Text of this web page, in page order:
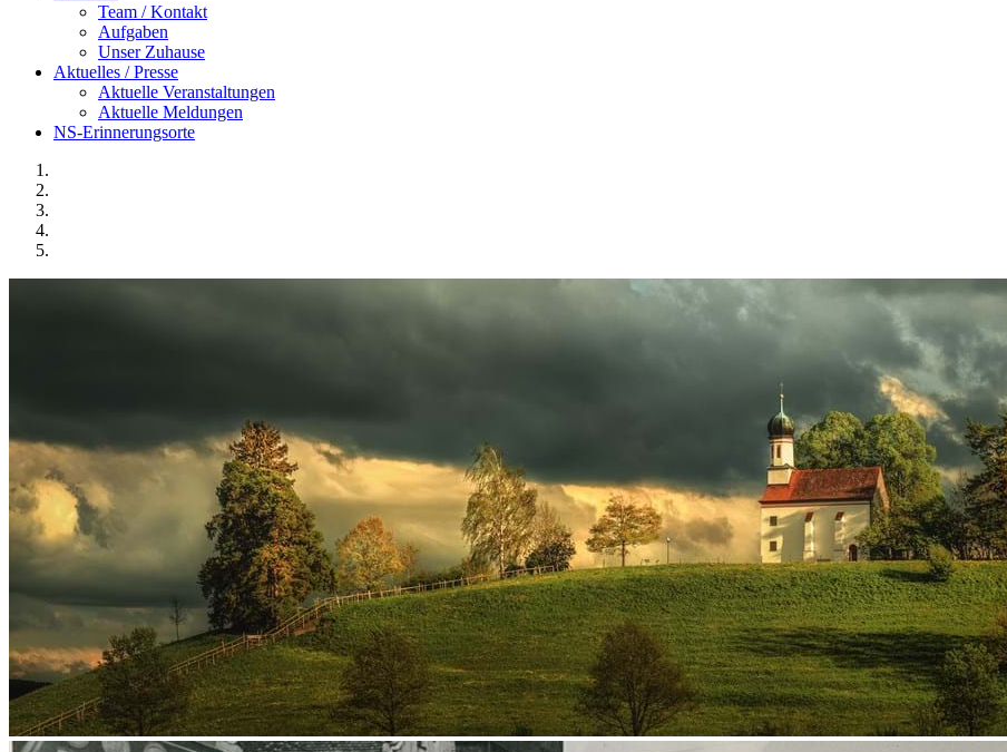
Team / Kontakt
Aufgaben
Unser Zuhause
Aktuelles / Presse
Aktuelle Veranstaltungen
Aktuelle Meldungen
NS-Erinnerungsorte